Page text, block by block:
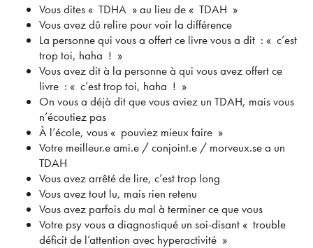
Vous dites « TDHA » au lieu de « TDAH »
Vous avez dû relire pour voir la différence
La personne qui vous a offert ce livre vous a dit : « c’est
trop toi, haha ! »
Vous avez dit à la personne à qui vous avez offert ce
livre : « c’est trop toi, haha ! »
On vous a déjà dit que vous aviez un TDAH, mais vous
n’écoutiez pas
À l’école, vous « pouviez mieux faire »
Votre meilleur.e ami.e / conjoint.e / morveux.se a un
TDAH
Vous avez arrêté de lire, c’est trop long
Vous avez tout lu, mais rien retenu
Vous avez parfois du mal à terminer ce que vous
Votre psy vous a diagnostiqué un soi-disant « trouble
déficit de l’attention avec hyperactivité »